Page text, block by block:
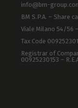
info@bm-
BM S.P.A. – Share
Viale Milano 54/56
Tax Code
Registrar of
00925230153 –